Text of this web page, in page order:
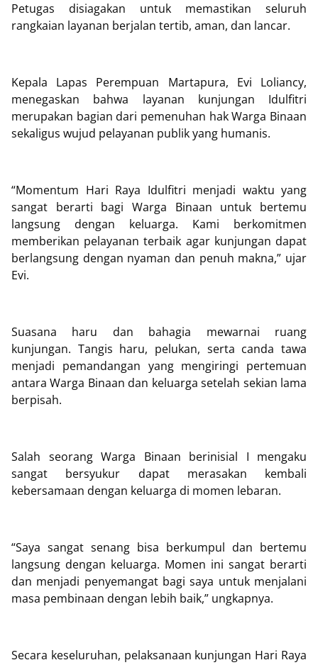
Petugas disiagakan untuk memastikan seluruh
rangkaian layanan berjalan tertib, aman, dan lancar.
Kepala Lapas Perempuan Martapura, Evi Loliancy,
menegaskan bahwa layanan kunjungan Idulfitri
merupakan bagian dari pemenuhan hak Warga Binaan
sekaligus wujud pelayanan publik yang humanis.
“Momentum Hari Raya Idulfitri menjadi waktu yang
sangat berarti bagi Warga Binaan untuk bertemu
langsung dengan keluarga. Kami berkomitmen
memberikan pelayanan terbaik agar kunjungan dapat
berlangsung dengan nyaman dan penuh makna,” ujar
Evi.
Suasana haru dan bahagia mewarnai ruang
kunjungan. Tangis haru, pelukan, serta canda tawa
menjadi pemandangan yang mengiringi pertemuan
antara Warga Binaan dan keluarga setelah sekian lama
berpisah.
Salah seorang Warga Binaan berinisial I mengaku
sangat bersyukur dapat merasakan kembali
kebersamaan dengan keluarga di momen lebaran.
“Saya sangat senang bisa berkumpul dan bertemu
langsung dengan keluarga. Momen ini sangat berarti
dan menjadi penyemangat bagi saya untuk menjalani
masa pembinaan dengan lebih baik,” ungkapnya.
Secara keseluruhan, pelaksanaan kunjungan Hari Raya